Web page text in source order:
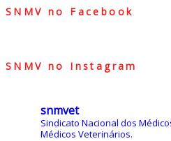
SNMV no Facebook
SNMV no Instagram
snmvet
Sindicato Nacional dos
Médicos Veterinários.